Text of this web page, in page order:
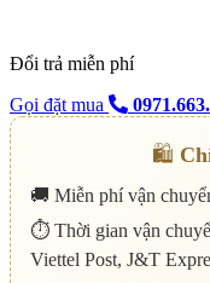
Đổi trả miễn phí
Gọi đặt mua
🛍️
🚚 Miễn phí vận
⏱️ Thời gian vận
Viettel Post, J&T